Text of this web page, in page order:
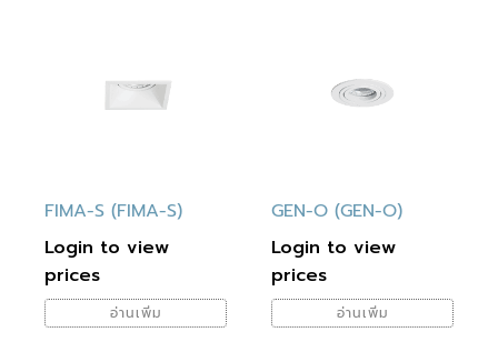
FIMA-S (FIMA-S)
Login to view
prices
อ่านเพิ่ม
GEN-O (GEN-O)
Login to view
prices
อ่านเพิ่ม